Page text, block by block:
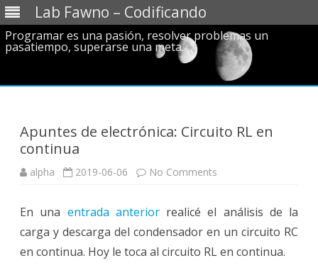
Lab Fawno – Codificando
Programar es una pasión, resolver problemas un
pasatiempo, superarse una meta.
Apuntes de electrónica: Circuito RL en
continua
alpha 2019-06-06 No Comments
Circuito
en
En una entrada anteriorrealicé el análisis de la
carga y descarga del condensador en un circuito RC
en continua. Hoy le toca al circuito RL en continua.